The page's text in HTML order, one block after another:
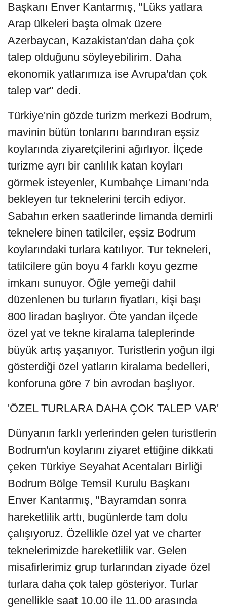
Başkanı Enver Kantarmış, "Lüks yatlara
Arap ülkeleri başta olmak üzere
Azerbaycan, Kazakistan'dan daha çok
talep olduğunu söyleyebilirim. Daha
ekonomik yatlarımıza ise Avrupa'dan çok
talep var" dedi.
Türkiye'nin gözde turizm merkezi Bodrum,
mavinin bütün tonlarını barındıran eşsiz
koylarında ziyaretçilerini ağırlıyor. İlçede
turizme ayrı bir canlılık katan koyları
görmek isteyenler, Kumbahçe Limanı'nda
bekleyen tur teknelerini tercih ediyor.
Sabahın erken saatlerinde limanda demirli
teknelere binen tatilciler, eşsiz Bodrum
koylarındaki turlara katılıyor. Tur tekneleri,
tatilcilere gün boyu 4 farklı koyu gezme
imkanı sunuyor. Öğle yemeği dahil
düzenlenen bu turların fiyatları, kişi başı
800 liradan başlıyor. Öte yandan ilçede
özel yat ve tekne kiralama taleplerinde
büyük artış yaşanıyor. Turistlerin yoğun ilgi
gösterdiği özel yatların kiralama bedelleri,
konforuna göre 7 bin avrodan başlıyor.
'ÖZEL TURLARA DAHA ÇOK TALEP VAR'
Dünyanın farklı yerlerinden gelen turistlerin
Bodrum'un koylarını ziyaret ettiğine dikkati
çeken Türkiye Seyahat Acentaları Birliği
Bodrum Bölge Temsil Kurulu Başkanı
Enver Kantarmış, "Bayramdan sonra
hareketlilik arttı, bugünlerde tam dolu
çalışıyoruz. Özellikle özel yat ve charter
teknelerimizde hareketlilik var. Gelen
misafirlerimiz grup turlarından ziyade özel
turlara daha çok talep gösteriyor. Turlar
genellikle saat 10.00 ile 11.00 arasında